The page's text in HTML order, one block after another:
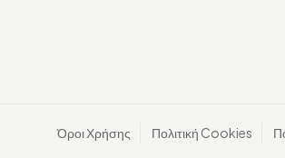
Όροι Χρήσης Πολιτική Cookies